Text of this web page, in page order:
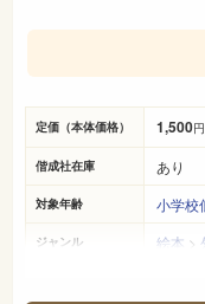
定価（本体価格） 1,500
偕成社在庫 あり
対象年齢 小学校
ジャンル 絵本 >